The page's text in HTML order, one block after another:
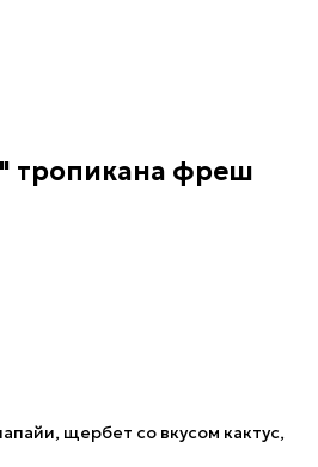
тропикана фреш
щербет со вкусом кактус,